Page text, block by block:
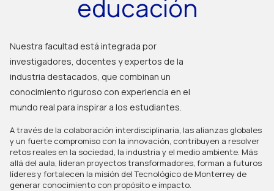
educación
Nuestra facultad está integrada por
investigadores, docentes y expertos de la
industria destacados, que combinan un
conocimiento riguroso con experiencia en el
mundo real para inspirar a los estudiantes.
A través de la colaboración interdisciplinaria, las alianzas globales
y un fuerte compromiso con la innovación, contribuyen a resolver
retos reales en la sociedad, la industria y el medio ambiente. Más
allá del aula, lideran proyectos transformadores, forman a futuros
líderes y fortalecen la misión del Tecnológico de Monterrey de
generar conocimiento con propósito e impacto.